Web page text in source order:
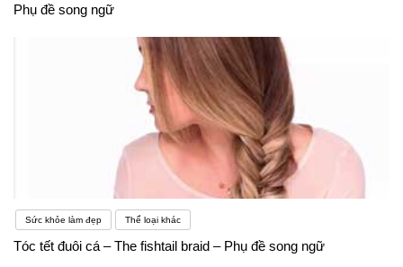
Phụ đề song ngữ
Sức khỏe làm đẹp Thể loại khác
Tóc tết đuôi cá – The fishtail braid – Phụ đề song ngữ